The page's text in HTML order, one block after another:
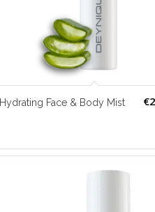
Hydrating Face & Body Mist €